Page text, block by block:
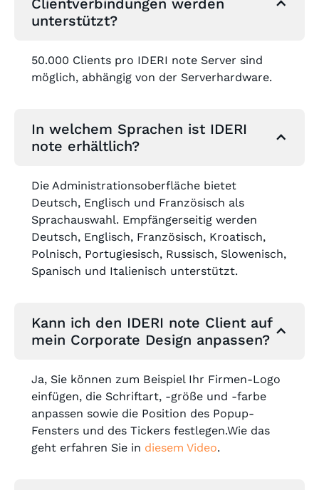
Clientverbindungen werden
unterstützt?
50.000 Clients pro IDERI note Server sind
möglich, abhängig von der Serverhardware.
In welchem Sprachen ist IDERI
note erhältlich?
Die Administrationsoberfläche bietet
Deutsch, Englisch und Französisch als
Sprachauswahl. Empfängerseitig werden
Deutsch, Englisch, Französisch, Kroatisch,
Polnisch, Portugiesisch, Russisch, Slowenisch,
Spanisch und Italienisch unterstützt.
Kann ich den IDERI note Client auf
mein Corporate Design anpassen?
Ja, Sie können zum Beispiel Ihr Firmen-Logo
einfügen, die Schriftart, -größe und -farbe
anpassen sowie die Position des Popup-
Fensters und des Tickers festlegen.Wie das
geht erfahren Sie in diesem Video.